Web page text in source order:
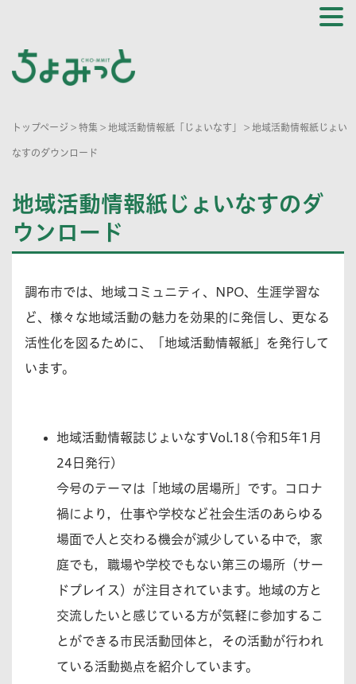
トップページ > 特集 > 地域活動情報紙「じょいなす」 > 地域活動情報紙じょい
なすのダウンロード
地域活動情報紙じょいなすのダ
ウンロード
調布市では、地域コミュニティ、NPO、生涯学習な
ど、様々な地域活動の魅力を効果的に発信し、更なる
活性化を図るために、「地域活動情報紙」を発行して
います。
地域活動情報誌じょいなすVol.18(令和5年1月
24日発行)
今号のテーマは「地域の居場所」です。コロナ
禍により，仕事や学校など社会生活のあらゆる
場面で人と交わる機会が減少している中で，家
庭でも，職場や学校でもない第三の場所（サー
ドプレイス）が注目されています。地域の方と
交流したいと感じている方が気軽に参加するこ
とができる市民活動団体と，その活動が行われ
ている活動拠点を紹介しています。